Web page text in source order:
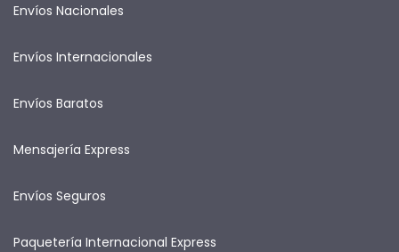
Envíos Nacionales
Envíos Internacionales
Envíos Baratos
Mensajería Express
Envíos Seguros
Paquetería Internacional Express